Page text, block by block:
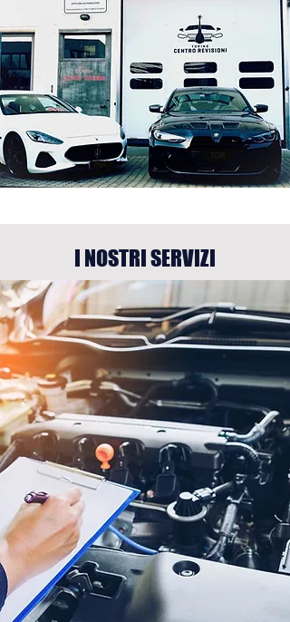
I NOSTRI SERVIZI